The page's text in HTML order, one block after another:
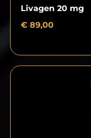
Livagen 20 mg
€ 89,00